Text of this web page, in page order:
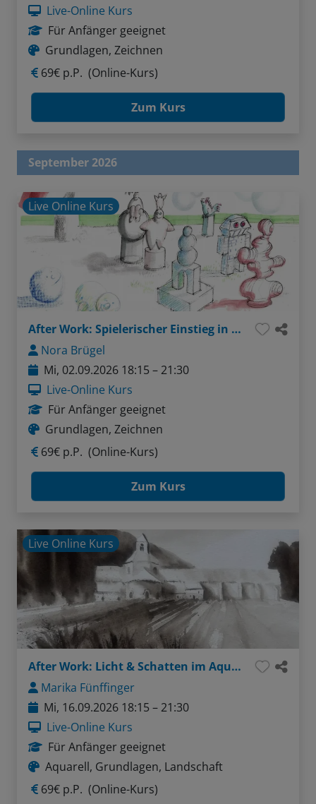
Live-Online Kurs
Für Anfänger geeignet
Grundlagen, Zeichnen
69€ p.P. (Online-Kurs)
Zum Kurs
September 2026
Live Online Kurs
After Work: Spielerischer Einstieg in plastisches Zeichnen
Nora Brügel
Mi, 02.09.2026 18:15 – 21:30
Live-Online Kurs
Für Anfänger geeignet
Grundlagen, Zeichnen
69€ p.P. (Online-Kurs)
Zum Kurs
Live Online Kurs
After Work: Licht & Schatten im Aquarell - Tonwerte verstehen und anwenden
Marika Fünffinger
Mi, 16.09.2026 18:15 – 21:30
Live-Online Kurs
Für Anfänger geeignet
Aquarell, Grundlagen, Landschaft
69€ p.P. (Online-Kurs)